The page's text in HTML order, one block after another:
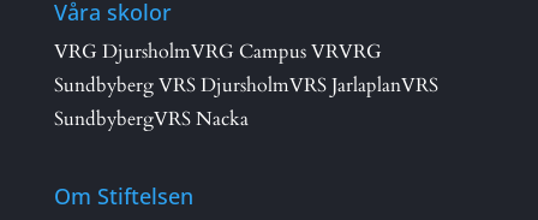
Våra skolor
VRG DjursholmVRG Campus VRVRG
SundbybergVRS DjursholmVRS JarlaplanVRS
SundbybergVRS Nacka
Om Stiftelsen